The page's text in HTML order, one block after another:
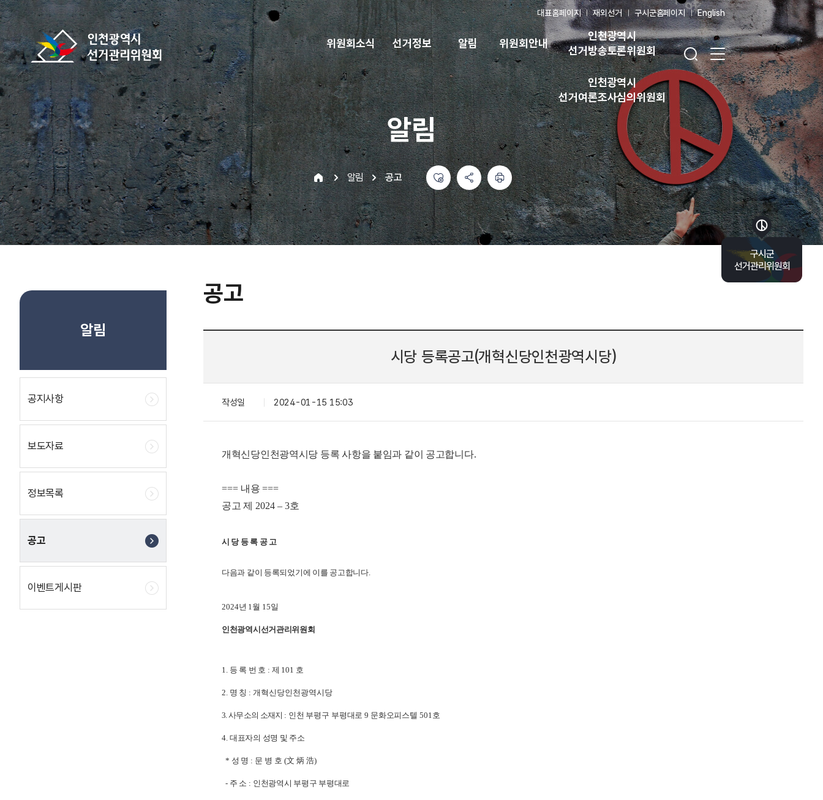
바로가기 메뉴
대표홈페이지 재외선거 구시군홈페이지 English
위원회소식 선거정보 알림 위원회안내
인천광역시
선거방송토론위원회
인천광역시
선거여론조사심의위원회
알림
알림 공고
알림
공지사항
보도자료
정보목록
공고
이벤트게시판
공고
시당 등록공고(개혁신당인천광역시당)
작성일 2024-01-15 15:03
개혁신당인천광역시당 등록 사항을 붙임과 같이 공고합니다.
=== 내용===
공고 제 2024 – 3호
시 당 등 록 공 고
다음과 같이 등록되었기에 이를 공고합니다.
2024년 1월 15일
인천광역시선거관리위원회
1. 등 록 번 호 : 제 101 호
2. 명 칭 : 개혁신당인천광역시당
3.사무소의 소재지 : 인천 부평구 부평대로 9 문화오피스텔 501호
4. 대표자의 성명 및 주소
* 성 명 : 문 병 호 (文 炳 浩)
- 주 소 : 인천광역시 부평구 부평대로
구시군
선거관리위원회
바로가기 목록 열기